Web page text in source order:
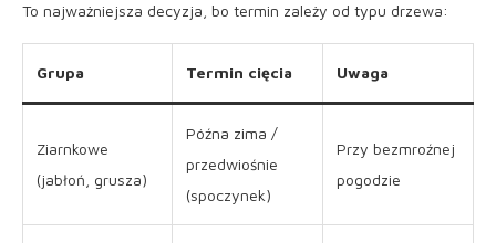
To najważniejsza decyzja, bo termin zależy od typu drzewa:
Grupa Termin cięcia Uwaga
Ziarnkowe
(jabłoń, grusza)
Późna zima /
przedwiośnie
(spoczynek)
Przy bezmroźnej
pogodzie